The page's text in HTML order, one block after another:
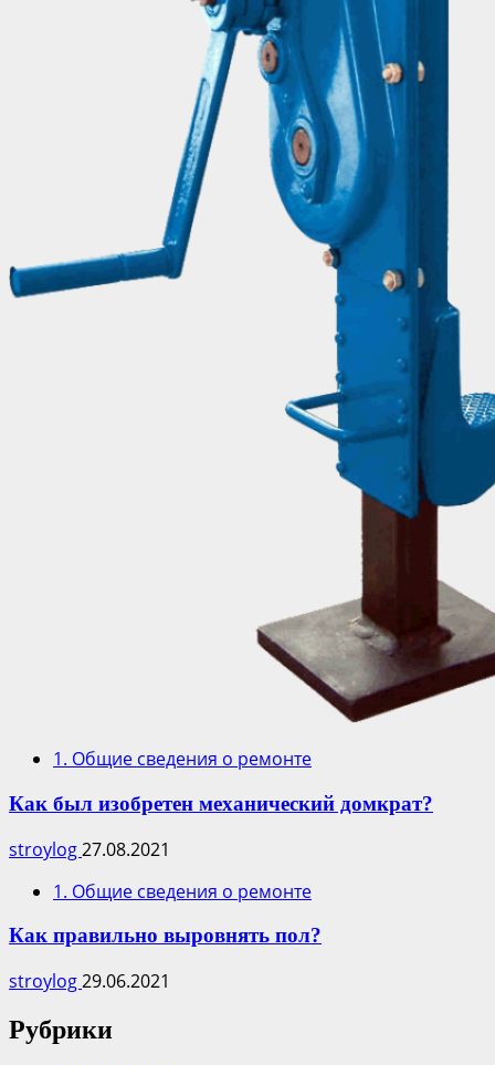
1. Общие сведения о ремонте
Как был изобретен механический домкрат?
stroylog27.08.2021
1. Общие сведения о ремонте
Как правильно выровнять пол?
stroylog29.06.2021
Рубрики